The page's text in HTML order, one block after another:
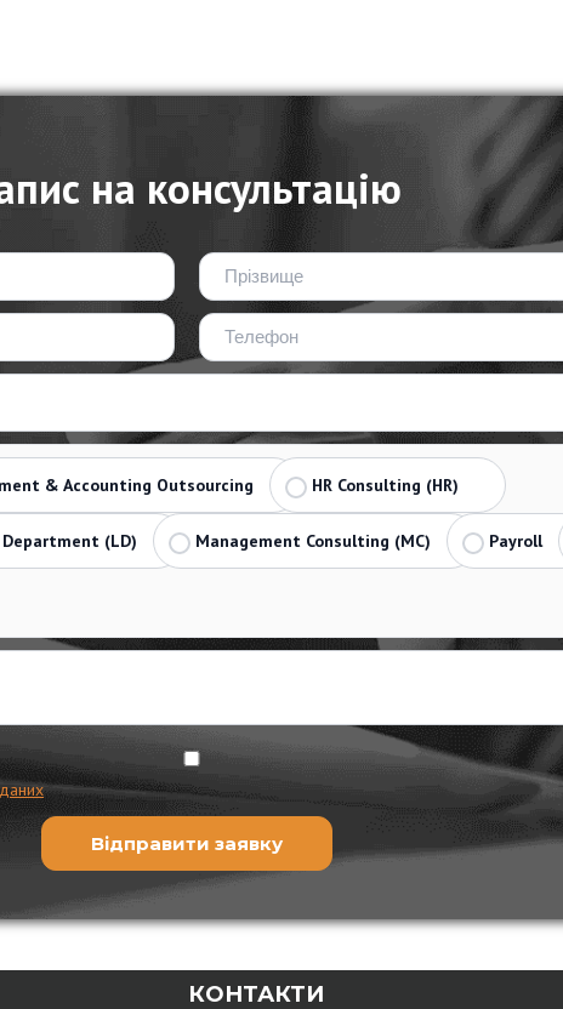
на консультацію
& Accounting Outsourcing HR Consulting (HR)
(LD) Management Consulting (MC) Payroll
КОНТАКТИ